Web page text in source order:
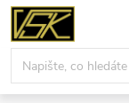
Přejít
obsah